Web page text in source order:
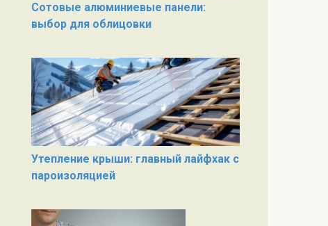
Сотовые алюминиевые панели:
выбор для облицовки
Утепление крыши: главный лайфхак с
пароизоляцией